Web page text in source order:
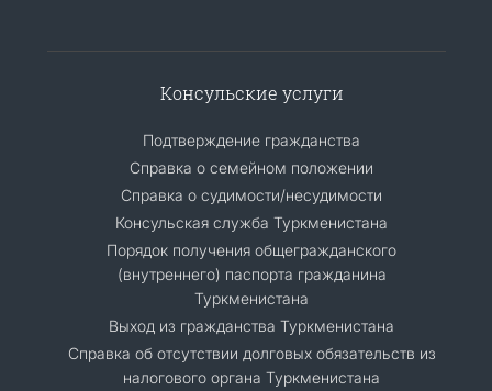
Консульские услуги
Подтверждение гражданства
Справка о семейном положении
Справка о судимости/несудимости
Консульская служба Туркменистана
Порядок получения общегражданского
(внутреннего) паспорта гражданина
Туркменистана
Выход из гражданства Туркменистана
Справка об отсутствии долговых обязательств из
налогового органа Туркменистана